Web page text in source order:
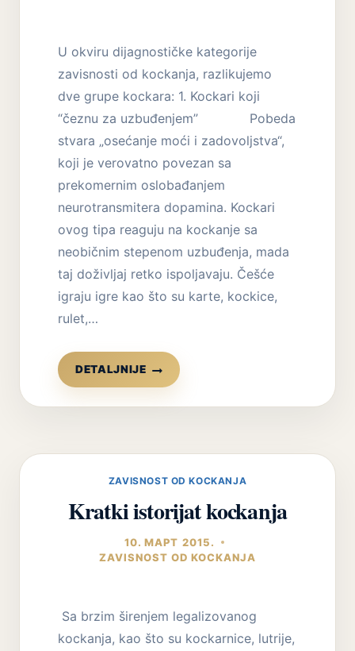
U okviru dijagnostičke kategorije
zavisnosti od kockanja, razlikujemo
dve grupe kockara: 1. Kockari koji
“čeznu za uzbuđenjem” Pobeda
stvara „osećanje moći i zadovoljstva“,
koji je verovatno povezan sa
prekomernim oslobađanjem
neurotransmitera dopamina. Kockari
ovog tipa reaguju na kockanje sa
neobičnim stepenom uzbuđenja, mada
taj doživljaj retko ispoljavaju. Češće
igraju igre kao što su karte, kockice,
rulet,…
DETALJNIJE
ZAVISNOST
OD
ZAVISNIKA
KOCKANJA
ZAVISNOST OD KOCKANJA
Kratki istorijat kockanja
10. МАРТ 2015.
ZAVISNOST OD KOCKANJA
Sa brzim širenjem legalizovanog
kockanja, kao što su kockarnice, lutrije,